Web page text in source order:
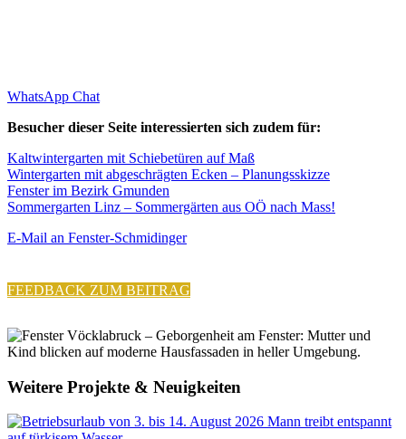
WhatsApp Chat
Besucher dieser Seite interessierten sich zudem für:
Kaltwintergarten mit Schiebetüren auf Maß
Wintergarten mit abgeschrägten Ecken – Planungsskizze
Fenster im Bezirk Gmunden
Sommergarten Linz – Sommergärten aus OÖ nach Mass!
E-Mail an Fenster-Schmidinger
FEEDBACK ZUM BEITRAG
Weitere Projekte & Neuigkeiten